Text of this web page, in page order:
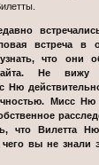
встреча в
что они
Не
Мисс Ню
что Вилетта
вы не знали